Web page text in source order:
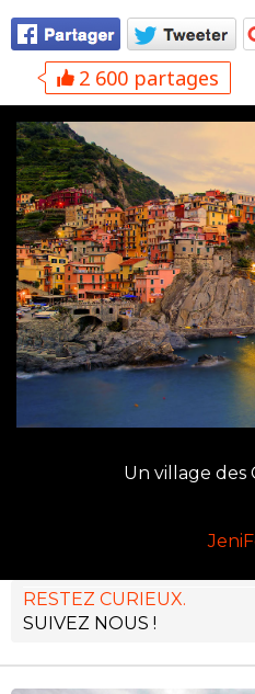
2 600 partages
Un village des
RESTEZ CURIEUX.
SUIVEZ NOUS !